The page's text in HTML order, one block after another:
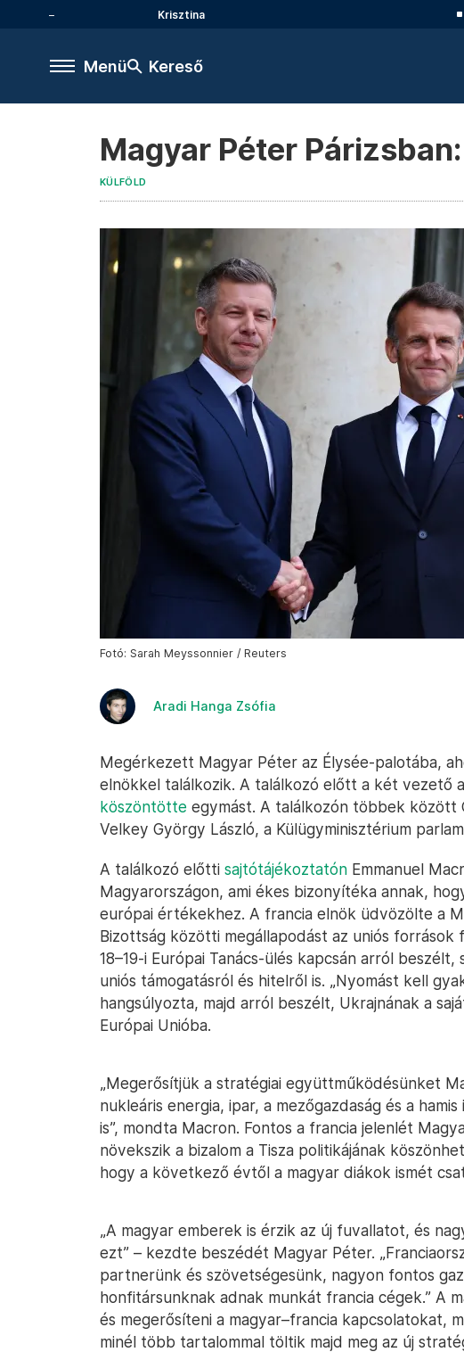
Krisztina
Menü Kereső
Magyar Péter
KÜLFÖLD
Fotó: Sarah Meyssonnier / Reuters
Aradi Hanga Zsófia
Megérkezett Magyar Péter az Élysée-palotába,
elnökkel találkozik. A találkozó előtt a két vezető
köszöntötte egymást. A találkozón többek között
Velkey György László, a Külügyminisztérium
A találkozó előtti sajtótájékoztatón Emmanuel
Magyarországon, ami ékes bizonyítéka annak,
európai értékekhez. A francia elnök üdvözölte a
Bizottság közötti megállapodást az uniós források
18–19-i Európai Tanács-ülés kapcsán arról
uniós támogatásról és hitelről is. „Nyomást kell
hangsúlyozta, majd arról beszélt, Ukrajnának a
Európai Unióba.
„Megerősítjük a stratégiai együttműködésünket
nukleáris energia, ipar, a mezőgazdaság és a
is”, mondta Macron. Fontos a francia jelenlét
növekszik a bizalom a Tisza politikájának
hogy a következő évtől a magyar diákok ismét
„A magyar emberek is érzik az új fuvallatot, és
ezt” – kezdte beszédét Magyar Péter.
partnerünk és szövetségesünk, nagyon fontos
honfitársunknak adnak munkát francia cégek.” A
és megerősíteni a magyar–francia kapcsolatokat,
minél több tartalommal töltik majd meg az új